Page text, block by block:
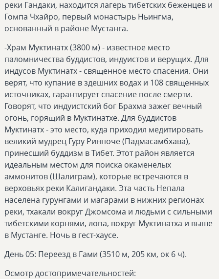
реки Гандаки, находится лагерь тибетских беженцев и
Гомпа Чхайро, первый монастырь Ньингма,
основанный в районе Мустанга.
-Храм Муктинатх (3800 м) - известное место
паломничества буддистов, индуистов и верущих. Для
индусов Муктинатх - священное место спасения. Они
верят, что купание в здешних водах и 108 священных
источниках, гарантирует спасение после смерти.
Говорят, что индуистский бог Брахма зажег вечный
огонь, горящий в Муктинатхе. Для буддистов
Муктинатх - это место, куда приходил медитировать
великий мудрец Гуру Ринпоче (Падмасамбхава),
принесший буддизм в Тибет. Этот район является
идеальным местом для поиска окаменелых
аммонитов (Шалиграм), которые встречаются в
верховьях реки Калигандаки. Эта часть Непала
населена гурунгами и магарами в нижних регионах
реки, тхакали вокруг Джомсома и людьми с сильными
тибетскими корнями, лопа, вокруг Муктинатха и выше
в Мустанге. Ночь в гест-хаусе.
День 05: Переезд в Гами (3510 м, 205 км, ок 6 ч).
Осмотр достопримечательностей: